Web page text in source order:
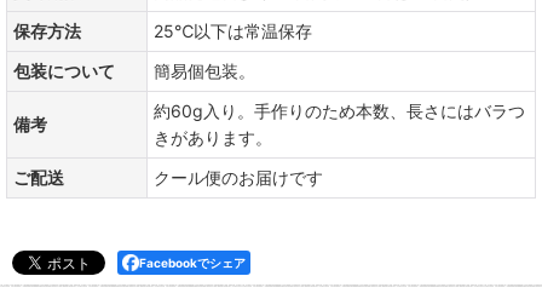
保存方法
25℃以下は常温保存
包装について
簡易個包装。
備考
約60g入り。手作りのため本数、長さにはバラつ
きがあります。
ご配送
クール便のお届けです
Facebookでシェア